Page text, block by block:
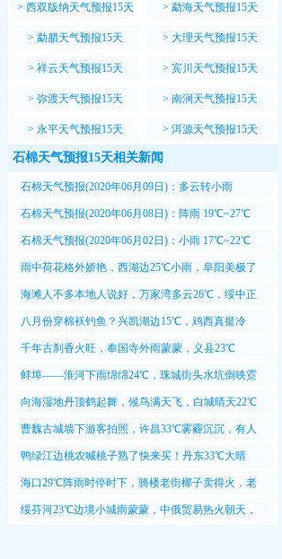
> 西双版纳天气预报15天 > 勐海天气预报15天
> 勐腊天气预报15天 > 大理天气预报15天
> 祥云天气预报15天 > 宾川天气预报15天
> 弥渡天气预报15天 > 南涧天气预报15天
> 永平天气预报15天 > 洱源天气预报15天
石棉天气预报15天相关新闻
石棉天气预报(2020年06月09日)：多云转小雨
18℃~30℃
石棉天气预报(2020年06月08日)：阵雨 19℃~27℃
石棉天气预报(2020年06月02日)：小雨 17℃~22℃
雨中荷花格外娇艳，西湖边25℃小雨，阜阳美极了
海滩人不多本地人说好，万家湾多云26℃，绥中正
好
八月份穿棉袄钓鱼？兴凯湖边15℃，鸡西真挺冷
千年古刹香火旺，奉国寺外雨蒙蒙，义县23℃
蚌埠——淮河下雨绵绵24℃，珠城街头水坑倒映霓
虹
向海湿地丹顶鹤起舞，候鸟满天飞，白城晴天22℃
曹魏古城墙下游客拍照，许昌33℃雾霾沉沉，有人
嘀咕这天拍照不清晰
鸭绿江边桃农喊桃子熟了快来买！丹东33℃大晴
天，游客边吃边拍照
海口29℃阵雨时停时下，骑楼老街椰子卖得火，老
板说今天能卖两百个
绥芬河23℃边境小城雨蒙蒙，中俄贸易热火朝天，